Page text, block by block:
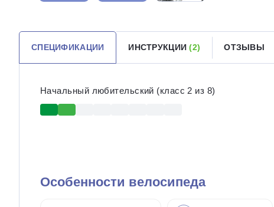
СПЕЦИФИКАЦИИ ИНСТРУКЦИИ(2) ОТЗЫВЫ
Начальный любительский (класс 2 из 8)
Особенности велосипеда